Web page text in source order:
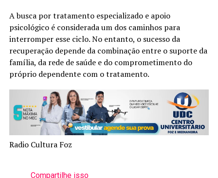
A busca por tratamento especializado e apoio
psicológico é considerada um dos caminhos para
interromper esse ciclo. No entanto, o sucesso da
recuperação depende da combinação entre o suporte da
família, da rede de saúde e do comprometimento do
próprio dependente com o tratamento.
Radio Cultura Foz
Compartilhe isso